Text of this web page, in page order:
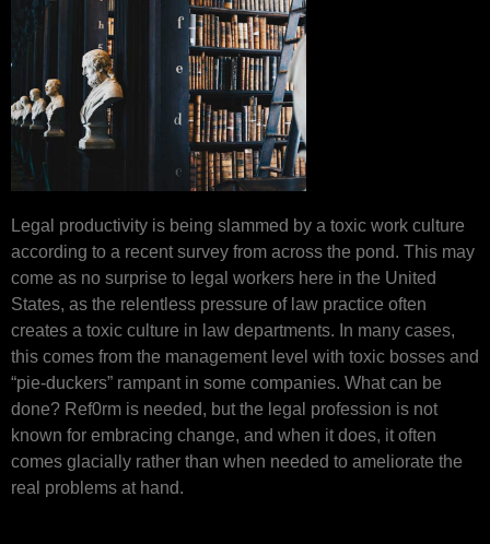
Legal productivity is being slammed by a toxic work culture
according to a recent survey from across the pond. This may
come as no surprise to legal workers here in the United
States, as the relentless pressure of law practice often
creates a toxic culture in law departments. In many cases,
this comes from the management level with toxic bosses and
“pie-duckers” rampant in some companies. What can be
done? Ref0rm is needed, but the legal profession is not
known for embracing change, and when it does, it often
comes glacially rather than when needed to ameliorate the
real problems at hand.